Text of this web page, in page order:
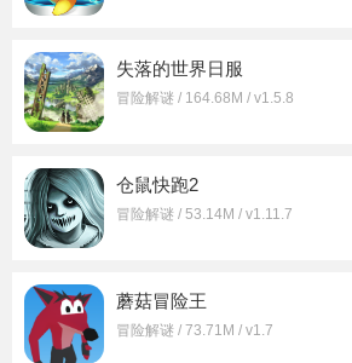
失落的世界日服
冒险解谜 / 164.68M / v1.5.8
仓鼠快跑2
冒险解谜 / 53.14M / v1.11.7
蘑菇冒险王
冒险解谜 / 73.71M / v1.7